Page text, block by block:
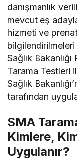
danışmanlık
mevcut eş
hizmeti ve
bilgilendirilmeleri
Sağlık
Tarama Testleri
Sağlık
tarafından
SMA
Kimlere,
Uygulanır?